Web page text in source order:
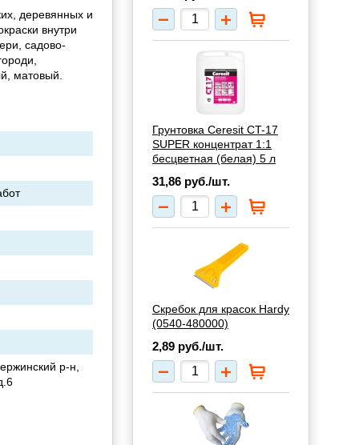
деревянных и
внутри
садово-
матовый.
р-н,
Грунтовка Ceresit CT-17
SUPER концентрат 1:1
бесцветная (белая) 5 л
31,86 руб./шт.
Скребок для красок Hardy
(0540-480000)
2,89 руб./шт.